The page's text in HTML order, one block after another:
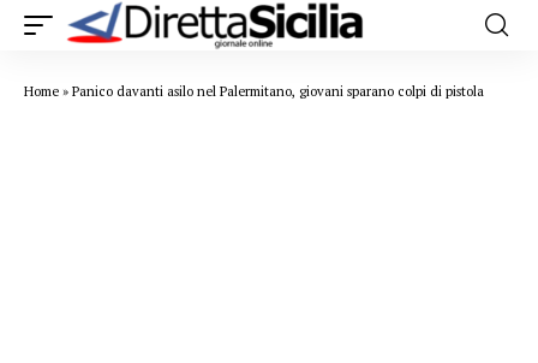
Home » Panico davanti asilo nel Palermitano, giovani sparano colpi di pistola